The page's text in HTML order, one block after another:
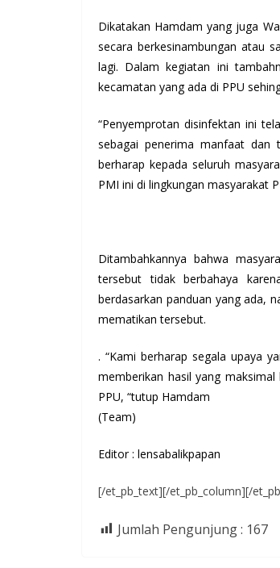
Dikatakan Hamdam yang juga
secara berkesinambungan atau
lagi. Dalam kegiatan ini
kecamatan yang ada di PPU
“Penyemprotan disinfektan ini
sebagai penerima manfaat dan
berharap kepada seluruh
PMI ini di lingkungan masyarakat
Ditambahkannya bahwa
tersebut tidak berbahaya
berdasarkan panduan yang ada,
mematikan tersebut.
. “Kami berharap segala upaya
memberikan hasil yang
PPU, “tutup Hamdam
(Team)
Editor : lensabalikpapan
[/et_pb_text][/et_pb_column][/
Jumlah Pengunjung : 167